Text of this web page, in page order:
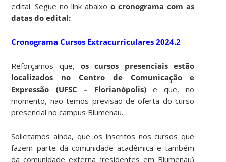
edital. Segue no link abaixoo cronograma com as
datas do edital:
Cronograma Cursos Extracurriculares 2024.2
Reforçamos que, os cursos presenciais estão
localizados no Centro de Comunicação e
Expressão (UFSC – Florianópolis)e que, no
momento, não temos previsão de oferta do curso
presencial no campus Blumenau.
Solicitamos ainda, que os inscritos nos cursos que
fazem parte da comunidade acadêmica e também
da comunidade externa (residentes em Blumenau)